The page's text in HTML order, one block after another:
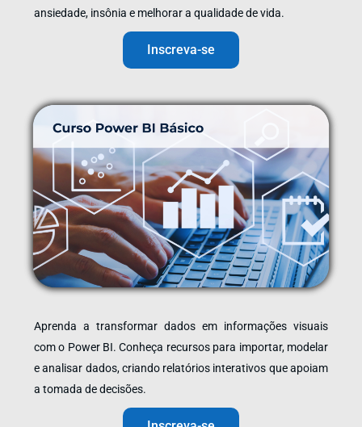
ansiedade, insônia e melhorar a qualidade de vida.
Inscreva-se
Aprenda a transformar dados em informações visuais
com o Power BI. Conheça recursos para importar, modelar
e analisar dados, criando relatórios interativos que apoiam
a tomada de decisões.